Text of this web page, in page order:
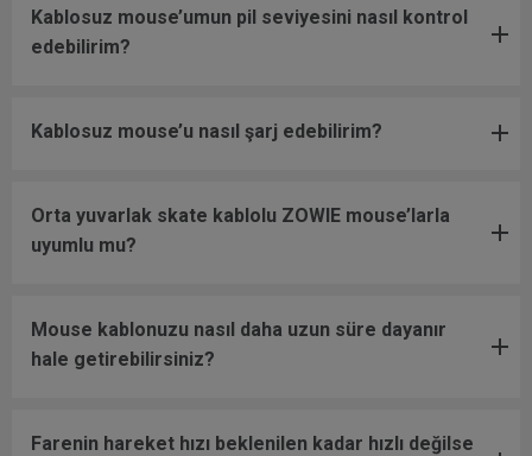
Kablosuz mouse’umun pil seviyesini nasıl kontrol
edebilirim?
Kablosuz mouse’u nasıl şarj edebilirim?
Orta yuvarlak skate kablolu ZOWIE mouse’larla
uyumlu mu?
Mouse kablonuzu nasıl daha uzun süre dayanır
hale getirebilirsiniz?
Farenin hareket hızı beklenilen kadar hızlı değilse